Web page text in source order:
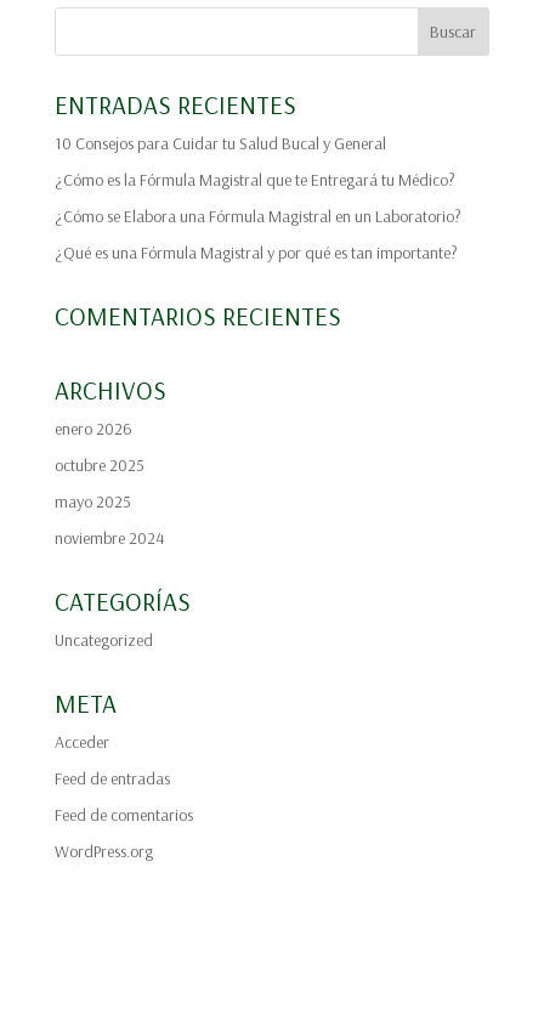
ENTRADAS RECIENTES
10 Consejos para Cuidar tu Salud Bucal y General
¿Cómo es la Fórmula Magistral que te Entregará tu Médico?
¿Cómo se Elabora una Fórmula Magistral en un Laboratorio?
¿Qué es una Fórmula Magistral y por qué es tan importante?
COMENTARIOS RECIENTES
ARCHIVOS
enero 2026
octubre 2025
mayo 2025
noviembre 2024
CATEGORÍAS
Uncategorized
META
Acceder
Feed de entradas
Feed de comentarios
WordPress.org